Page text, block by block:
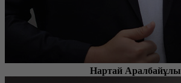
Нартай Аралбайұлы